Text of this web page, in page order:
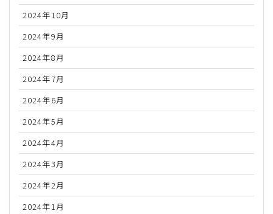
2024年10月
2024年9月
2024年8月
2024年7月
2024年6月
2024年5月
2024年4月
2024年3月
2024年2月
2024年1月